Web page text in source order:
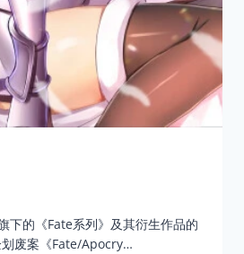
下的《Fate系列》及其衍生作品的
废案《Fate/Apocry…